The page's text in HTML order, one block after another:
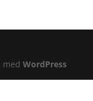
WordPress